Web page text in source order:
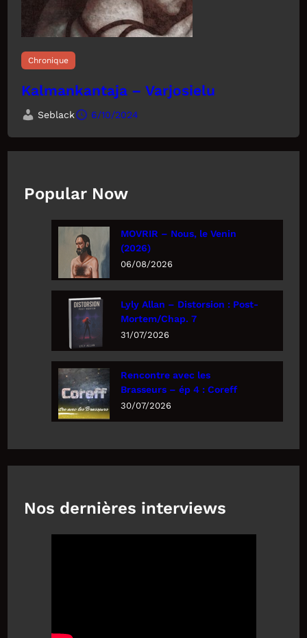
Chronique
Kalmankantaja – Varjosielu
Seblack 6/10/2024
Popular Now
MOVRIR – Nous, le Venin
(2026)
06/08/2026
Lyly Allan – Distorsion : Post-
Mortem/Chap. 7
31/07/2026
Rencontre avec les
Brasseurs – ép 4 : Coreff
30/07/2026
Nos dernières interviews